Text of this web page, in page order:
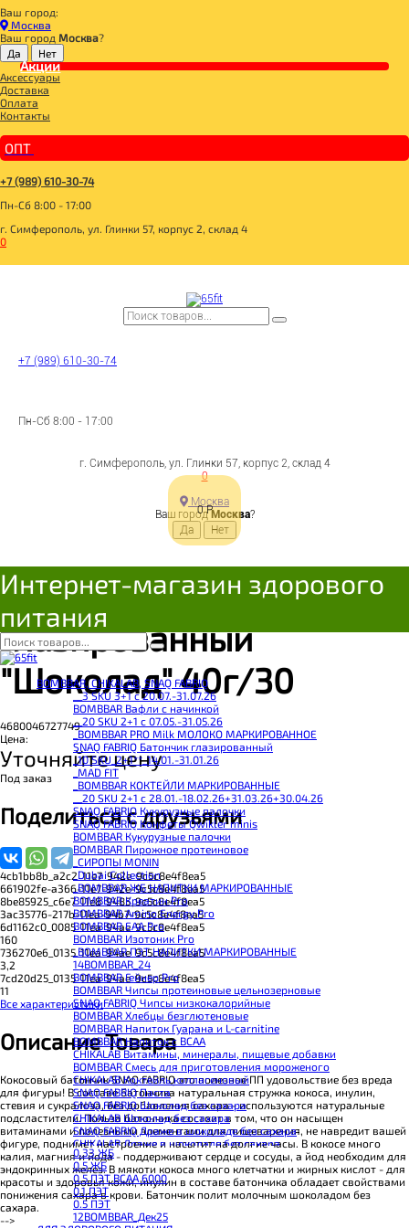
Ваш город:
Москва
Ваш город Москва?
Акции
Аксессуары
Доставка
Оплата
Контакты
ОПТ
+7 (989) 610-30-74
Пн-Сб 8:00 - 17:00
г. Симферополь, ул. Глинки 57, корпус 2, склад 4
0
+7 (989) 610-30-74
Пн-Сб 8:00 - 17:00
г. Симферополь, ул. Глинки 57, корпус 2, склад 4
0
0Р
Москва
Ваш городМосква?
Интернет-магазин здорового
питания
BOMBBAR, CHIKALAB, SNAQ FABRIQ
__3 SKU 3+1 с 20.07.-31.07.26
BOMBBAR Вафли с начинкой
__20 SKU 2+1 с 07.05.-31.05.26
_BOMBBAR PRO Milk МОЛОКО МАРКИРОВАННОЕ
SNAQ FABRIQ Батончик глазированный
_10 SKU_2+1**_14.01.-31.01.26
_MAD FIT
_BOMBBAR КОКТЕЙЛИ МАРКИРОВАННЫЕ
__20 SKU 2+1 с 28.01.-18.02.26+31.03.26+30.04.26
SNAQ FABRIQ Кукурузные палочки
SNAQ FABRIQ Конфеты Qwikler minis
BOMBBAR Кукурузные палочки
BOMBBAR Пирожное протеиновое
_CИРОПЫ MONIN
_Dubai Collection
_BOMBBAR ЖБ НАПИТКИ МАРКИРОВАННЫЕ
BOMBBAR Креатин Pro
BOMBBAR Amino Energy Pro
BOMBBAR EAA Pro
BOMBBAR Изотоник Pro
_BOMBBAR ПЭТ НАПИТКИ МАРКИРОВАННЫЕ
14BOMBBAR_24
BOMBBAR Гейнер Pro
BOMBBAR Чипсы протеиновые цельнозерновые
SNAQ FABRIQ Чипсы низкокалорийные
BOMBBAR Хлебцы безглютеновые
BOMBBAR Напиток Гуарана и L-carnitine
BOMBBAR Напиток с BCAA
CHIKALAB Витамины, минералы, пищевые добавки
BOMBBAR Смесь для приготовления мороженого
CHIKALAB Коктейль коллагеновый
SNAQ FABRIQ Паста
SNAQ FABRIQ Шоколад без сахара
CHIKALAB Шоколад без сахара
SNAQ FABRIQ Драже в шоколаде без сахара
CHIKALAB Драже в шоколаде без сахара
BOMBBAR Каша овсяная с белком
BOMBBAR Джем низкокалорийный
BOMBBAR Сахарозаменитель
BOMBBAR Паста
CHIKALAB Паста
CHIKALAB Смеси для выпечки
0.33 ЖБ
0.5 ЖБ
0.5 ПЭТ ВСАА 6000
0.1 ПЭТ
0.5 ПЭТ
12BOMBBAR_Дек25
Главная
BOMBBAR, CHIKALAB, SNAQ FABRIQ
__20 SKU 2+1 с 28.01.-18.02.26+31.03.26+30.04.26
АКЦИЯ 2+1**_SNAQ FABRIQ Coco Батончик глазированный "Шоколад" 40г/30
АКЦИЯ 2+1**_SNAQ
FABRIQ Coco Батончик
глазированный
"Шоколад" 40г/30
4680046727749
Цена:
Уточняйте цену
Под заказ
Поделиться с друзьями
4cb1bb8b_a2c2_11e7_942e_9c5c8e4f8ea5
661902fe-a366-11e7-942e-9c5c8e4f8ea5
8be85925_c6e7_11e8_9485_9c5c8e4f8ea5
3ac35776-217b-11ea-94b7-9c5c8e4f8ea5
6d1162c0_0085_11ea_94ae_9c5c8e4f8ea5
160
736270e6_0135_11ea_94ae_9c5c8e4f8ea5
3,2
7cd20d25_0135_11ea_94ae_9c5c8e4f8ea5
11
Все характеристики
Описание Товара
Кокосовый батончик SNAQ FABRIQ это полезное ПП удовольствие без вреда
для фигуры! В составе батончика натуральная стружка кокоса, инулин,
стевия и сукралоза, без добавления сахара - используются натуральные
подсластители. Польза батончика состоит в том, что он насыщен
витаминами и полезными элементами для пищеварения, не навредит вашей
фигуре, поднимет настроение и насытит на долгие часы. В кокосе много
калия, магния и йода - поддерживают сердце и сосуды, а йод необходим для
эндокринных желез. В мякоти кокоса много клетчатки и жирных кислот - для
красоты и здоровья кожи, инулин в составе батончика обладает свойствами
понижения сахара в крови. Батончик полит молочным шоколадом без
сахара.
-->